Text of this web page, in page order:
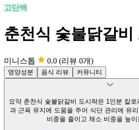
고단백
춘천식 숯불닭갈비
미니스톱 0.0 (리뷰 0개)
영양성분 음식 리뷰 커뮤니티
요약 춘천식 숯불닭갈비 도시락은 1인분 칼
과 근육 유지에 도움을 주어 식단 관리에 유
비중을 줄이고 채소 비중을 높